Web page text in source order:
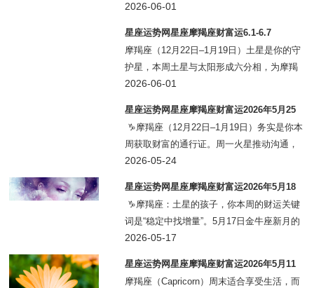
健与耐心。6月1日水星进入巨蟹座后，你的
来说，6月15日的新月落在你的合作宫位——
这
2026-06-01
星座运势网星座摩羯座财富运6.1-6.7
摩羯座（12月22日–1月19日）土星是你的守
护星，本周土星与太阳形成六分相，为摩羯
座的财富运注入扎实的基础。上班族：水星
宫），与金星、木星齐聚——职场中的合作
项目会
2026-06-01
星座运势网星座摩羯座财富运2026年5月25
日-31日
♑摩羯座（12月22日–1月19日）务实是你本
周获取财富的通行证。周一火星推动沟通，
但冥王星提醒你三思再开口，尤其在谈薪
太阳与冥王星三分相让你在会议上
2026-05-24
星座运势网星座摩羯座财富运2026年5月18
日-24日
♑️摩羯座：土星的孩子，你本周的财运关键
词是“稳定中找增量”。5月17日金牛座新月的
能量落在你的第五宫投资宫，这意味着与投
务重新启动了。如果你是上班族
2026-05-17
星座运势网星座摩羯座财富运2026年5月11
日-17日
摩羯座（Capricorn）周末适合享受生活，而